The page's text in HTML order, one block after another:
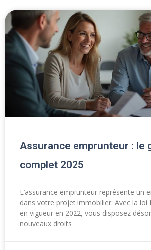
Assurance emprunteur : le
complet 2025
L’assurance emprunteur représente un
dans votre projet immobilier. Avec la loi
en vigueur en 2022, vous disposez
nouveaux droits